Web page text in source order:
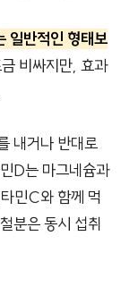
일반적인 형태보
비싸지만, 효과
내거나 반대로
D는 마그네슘과
민C와 함께 먹
분은 동시 섭취